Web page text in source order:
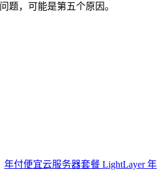
题，可能是第五个原因。
年付便宜云服务器套餐 LightLayer 年